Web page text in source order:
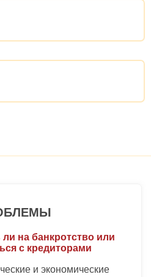
на банкротство или
с кредиторами
и экономические